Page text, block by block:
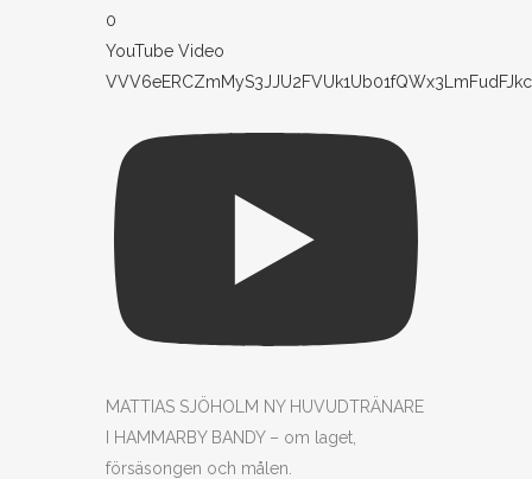
0
YouTube Video
MATTIAS SJÖHOLM NY HUVUDTRÄNARE
I HAMMARBY BANDY – om laget,
försäsongen och målen.